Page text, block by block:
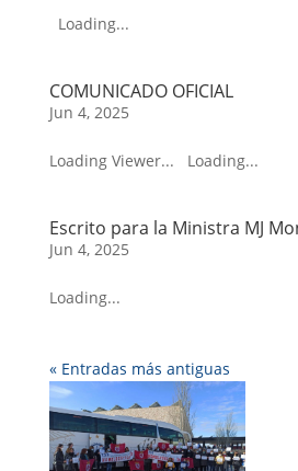
Loading...
COMUNICADO OFICIAL
Jun 4, 2025
Loading Viewer... Loading...
Escrito para la Ministra MJ
Jun 4, 2025
Loading...
« Entradas más antiguas